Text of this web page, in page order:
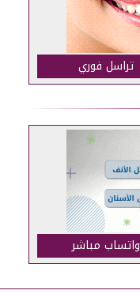
تراسل فوري
واتساب مباشر